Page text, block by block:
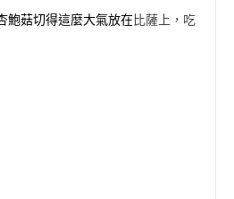
鮑菇切得這麼大氣放在 比薩上 ，吃